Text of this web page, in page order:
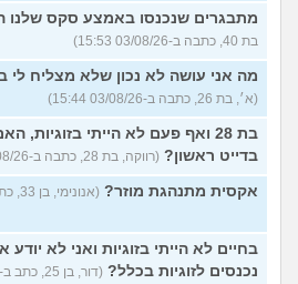
מתבגרים שנכנסו באמצע סקס שלנו
בת 40, כתבה ב-03/08/26 15:53)
מה אני עושה לא נכון שלא מצליח לי
(א׳, בת 26, כתבה ב-03/08/26 15:44)
בת 28 ואף פעם לא הייתי
בדייט ראשון? (רווקה, בת 28, כתבה ב-03/08/26 15:23)
אקסית מתנהגת מוזר? (אנונימי, בן 33, כתב ב-03/08/26 15:14)
בחיים לא הייתי בזוגיות ואני לא יודע
נכנסים לזוגיות בכלל? (דור, בן 25, כתב ב-29/07/26 18:43)